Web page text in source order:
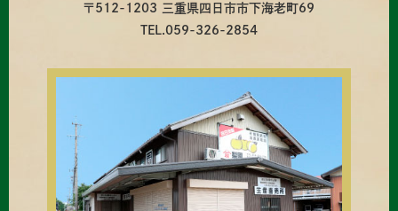
〒512-1203 三重県四日市市下海老町69
TEL.059-326-2854